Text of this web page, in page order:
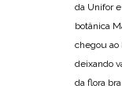
da Unifor
botânica
chegou ao
deixando
da flora